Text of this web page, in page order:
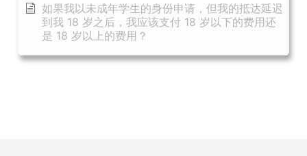
如果我以未成年学生的身份申请，但我的抵达延迟
到我 18 岁之后，我应该支付 18 岁以下的费用还
是 18 岁以上的费用？